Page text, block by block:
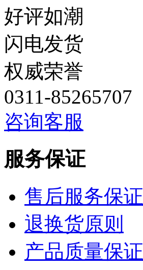
好评如潮
闪电发货
权威荣誉
0311-85265707
咨询客服
服务保证
售后服务保证
退换货原则
产品质量保证